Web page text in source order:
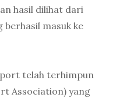
hasil dilihat dari
masuk ke
telah terhimpun
Association) yang